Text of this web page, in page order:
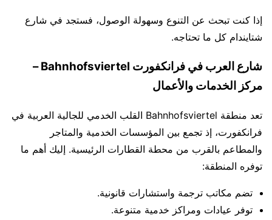
إذا كنت تبحث عن التنوع وسهولة الوصول، فستجد في شارع
شتايندام كل ما تحتاجه.
شارع العرب في فرانكفورت Bahnhofsviertel –
مركز الخدمات والأعمال
تعد منطقة Bahnhofsviertel القلب الخدمي للجالية العربية في
فرانكفورت، إذ تجمع بين المؤسسات الخدمية والمتاجر
والمطاعم بالقرب من محطة القطارات الرئيسية. إليك أهم ما
توفره المنطقة:
تضم مكاتب ترجمة واستشارات قانونية.
توفر عيادات ومراكز خدمية متنوعة.